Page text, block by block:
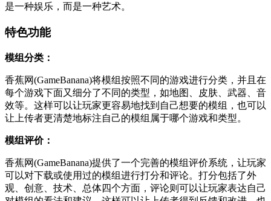
是一种娱乐，而是一种艺术。
特色功能
模组分类：
香蕉网(GameBanana)将模组按照不同的游戏进行分类，并且在
每个游戏下面又细分了不同的类型，如地图、皮肤、武器、音
效等。这样可以让玩家更容易地找到自己想要的模组，也可以
让上传者更清楚地标注自己的模组属于哪个游戏和类型。
模组评价：
香蕉网(GameBanana)提供了一个完善的模组评价系统，让玩家
可以对下载或使用过的模组进行打分和评论。打分包括了外
观、创意、技术、总体四个方面，评论则可以让玩家表达自己